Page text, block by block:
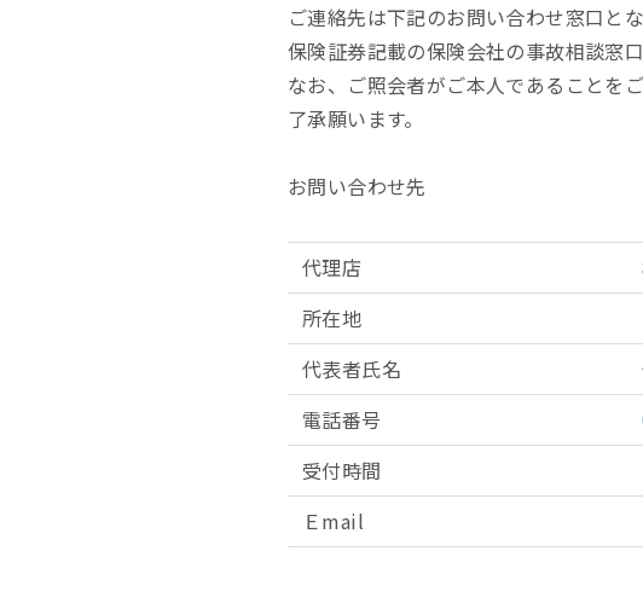
ご連絡先は下記のお問い合わせ窓口と
保険証券記載の保険会社の事故相談窓
なお、ご照会者がご本人であることを
了承願います。
お問い合わせ先
代理店
所在地
代表者氏名
電話番号
受付時間
Ｅmail